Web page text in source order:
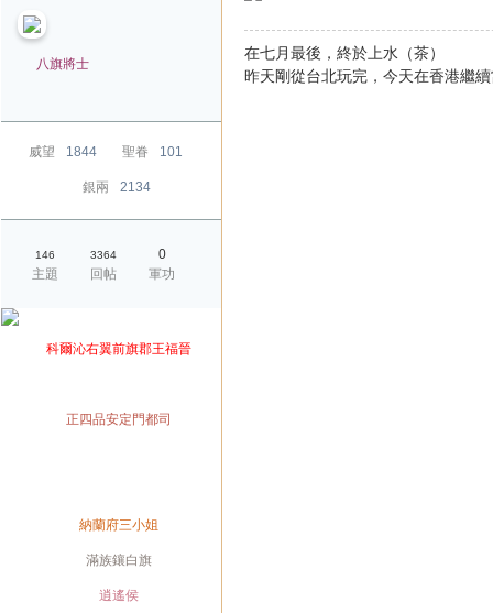
八旗將士
威望 1844 聖眷 101
銀兩 2134
146
主題
3364
回帖
0
軍功
科爾沁右翼前旗郡王福晉
正四品安定門都司
納蘭府三小姐
滿族鑲白旗
逍遙侯
在七月最後，終於上水（茶）
昨天剛從台北玩完，今天在香港繼